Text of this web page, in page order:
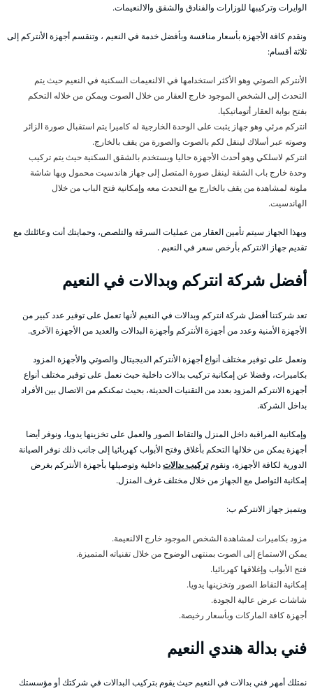
الوايرات وتركيبها للوزارات والفنادق والشقق والالنعيمات.
ونقدم كافة الأجهزة بأسعار منافسة وبأفضل خدمة في النعيم ، وتنقسم أجهزة الأنتركم إلى
ثلاثة أقسام:
الأنتركم الصوتي وهو الأكثر استخدامها في الالنعيمات السكنية في النعيم حيث يتم
التحدث إلى الشخص الموجود خارج العقار من خلال الصوت ويمكن من خلاله التحكم
بفتح بوابة العقار أتوماتيكيا.
انتركم مرئي وهو جهاز يثبت على الوحدة الخارجية له كاميرا يتم استقبال صورة الزائر
وصوته عبر أسلاك لينقل لكم بالصوت والصورة من يقف بالخارج.
انتركم لاسلكي وهو أحدث الأجهزة حاليا ويستخدم بالشقق السكنية حيث يتم تركيب
وحدة خارج باب الشقة لينقل صورة المتصل إلى جهاز هاندسيت محمول وبها شاشة
ملونة لمشاهدة من يقف بالخارج مع التحدث معه وإمكانية فتح الباب من خلال
الهاندسيت.
وبهذا الجهاز سيتم تأمين العقار من عمليات السرقة والتلصص، وحمايتك أنت وعائلتك مع
تقديم جهاز الانتركم بأرخص سعر في النعيم .
أفضل شركة انتركم وبدالات في النعيم
تعد شركتنا أفضل شركة انتركم وبدالات في النعيم لأنها تعمل على توفير عدد كبير من
الأجهزة الأمنية وعدد من أجهزة الأنتركم وأجهزة البدالات والعديد من الأجهزة الآخرى.
ونعمل على توفير مختلف أنواع أجهزة الأنتركم الديجيتال والصوتي والأجهزة المزود
بكاميرات، وفضلا عن إمكانية تركيب بدالات داخلية حيث نعمل على توفير مختلف أنواع
أجهزة الانتركم المزود بعدد من التقنيات الحديثة، بحيث تمكنكم من الاتصال بين الأفراد
بداخل الشركة.
وإمكانية المراقبة داخل المنزل والتقاط الصور والعمل على تخزينها يدويا، ونوفر أيضا
أجهزة يمكن من خلالها التحكم بأغلاق وفتح الأبواب كهربائيا إلى جانب ذلك نوفر الصيانة
الدورية لكافة الأجهزة، ونقومتركيب بدالاتداخلية وتوصيلها بأجهزة الأنتركم بغرض
إمكانية التواصل مع الجهاز من خلال مختلف غرف المنزل.
ويتميز جهاز الانتركم ب:
مزود بكاميرات لمشاهدة الشخص الموجود خارج الالنعيمة.
يمكن الاستماع إلى الصوت بمنتهى الوضوح من خلال تقنياته المتميزة.
فتح الأبواب وإغلاقها كهربائيا.
إمكانية التقاط الصور وتخزينها يدويا.
شاشات عرض عالية الجودة.
أجهزة كافة الماركات وبأسعار رخيصة.
فني بدالة هندي النعيم
نمتلك أمهر فني بدالات في النعيم حيث يقوم بتركيب البدالات في شركتك أو مؤسستك